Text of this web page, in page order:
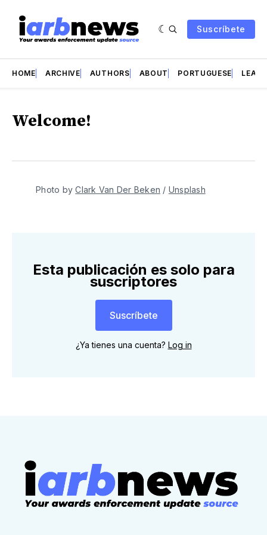
Suscríbete
HOME ARCHIVE AUTHORS ABOUT PORTUGUESE LEAD
Welcome!
Photo byClark Van Der Beken / Unsplash
Esta publicación es solo para
suscriptores
Suscríbete
¿Ya tienes una cuenta? Log in